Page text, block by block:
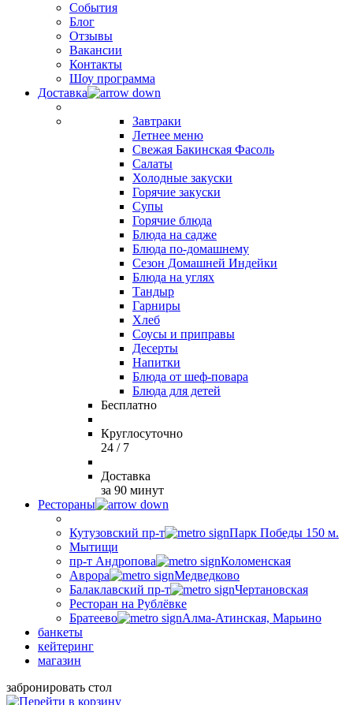
События
Блог
Отзывы
Вакансии
Контакты
Шоу программа
Доставка
Завтраки
Летнее меню
Свежая Бакинская Фасоль
Салаты
Холодные закуски
Горячие закуски
Супы
Горячие блюда
Блюда на садже
Блюда по-домашнему
Сезон Домашней Индейки
Блюда на углях
Тандыр
Гарниры
Хлеб
Соусы и приправы
Десерты
Напитки
Блюда от шеф-повара
Блюда для детей
Бесплатно
Круглосуточно
24 / 7
Доставка
за 90 минут
Рестораны
Кутузовский пр-т
Парк Победы 150 м.
Мытищи
пр-т Андропова
Коломенская
Аврора
Медведково
Балаклавский пр-т
Чертановская
Ресторан на Рублёвке
Братеево
Алма-Атинская, Марьино
банкеты
кейтеринг
магазин
забронировать стол